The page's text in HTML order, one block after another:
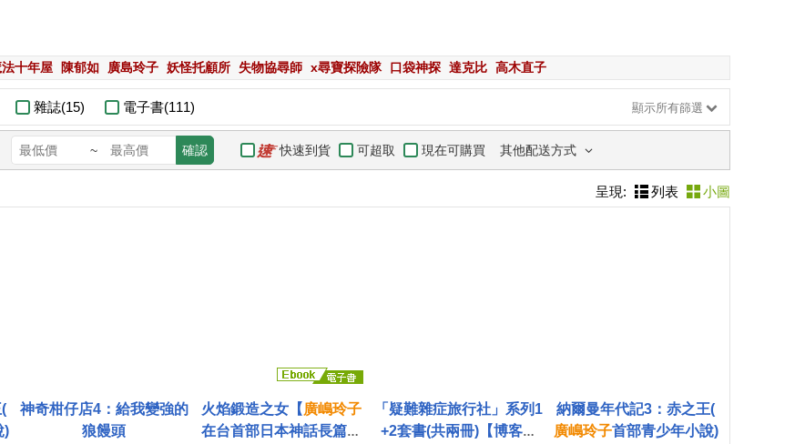
法十年屋 陳郁如 廣島玲子 妖怪托顧所 失物協尋師 x尋寶探險隊 口袋神探 達克比 高木直子
雜誌(15) 電子書(111) 顯示所有篩選
~ 確認 快速到貨 可超取 現在可購買 其他配送方式
呈現: 列表 小圖
)
神奇柑仔店4：給我變強的
狼饅頭
火焰鍛造之女【 廣嶋玲子
在台首部日本神話長篇小
「疑難雜症旅行社」系列1
+2套書(共兩冊)【博客來
納爾曼年代記3：赤之王(
廣嶋玲子首部青少年小說)